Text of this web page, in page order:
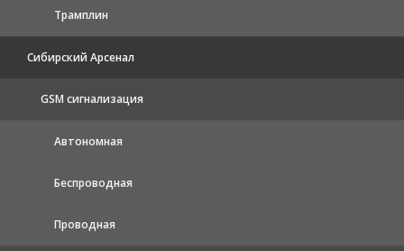
Трамплин
Сибирский Арсенал
GSM сигнализация
Автономная
Беспроводная
Проводная